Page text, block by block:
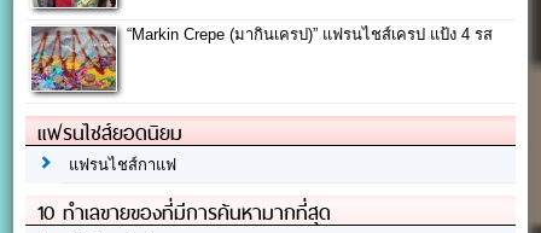
“Markin Crepe (มากินเครป)” แฟรนไชส์เครป แป้ง 4 รส
แฟรนไชส์ยอดนิยม
แฟรนไชส์กาแฟ
10 ทำเลขายของที่มีการค้นหามากที่สุด